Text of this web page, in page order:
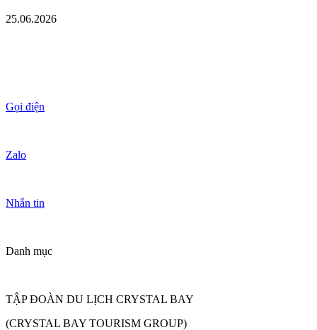
25.06.2026
Gọi điện
Zalo
Nhắn tin
Danh mục
TẬP ĐOÀN DU LỊCH CRYSTAL BAY
(CRYSTAL BAY TOURISM GROUP)